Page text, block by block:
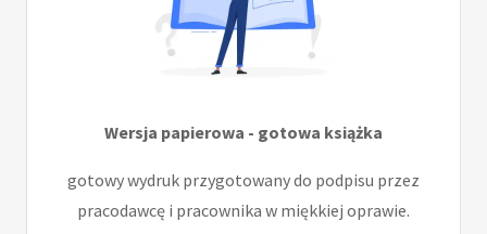
Wersja papierowa - gotowa książka
gotowy wydruk przygotowany do podpisu przez
pracodawcę i pracownika w miękkiej oprawie.